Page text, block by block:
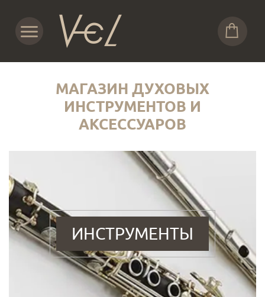
МАГАЗИН ДУХОВЫХ
ИНСТРУМЕНТОВ И
АКСЕССУАРОВ
ИНСТРУМЕНТЫ